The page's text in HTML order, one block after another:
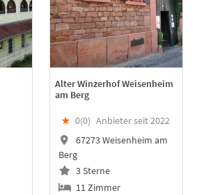
Alter Winzerhof Weisenheim
am Berg
★ 0(0) Anbieter seit 2022
67273 Weisenheim am
Berg
3 Sterne
11 Zimmer